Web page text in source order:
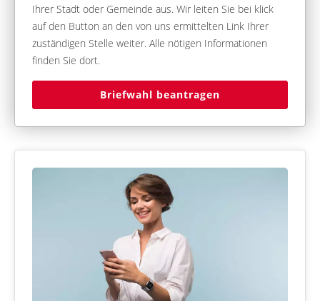
Ihrer Stadt oder Gemeinde aus. Wir leiten Sie bei klick
auf den Button an den von uns ermittelten Link Ihrer
zuständigen Stelle weiter. Alle nötigen Informationen
finden Sie dort.
Briefwahl beantragen